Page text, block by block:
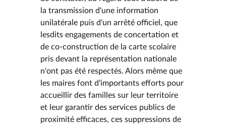
la transmission d'une information
unilatérale puis d'un arrêté officiel, que
lesdits engagements de concertation et
de co-construction de la carte scolaire
pris devant la représentation nationale
n'ont pas été respectés. Alors même que
les maires font d'importants efforts pour
accueillir des familles sur leur territoire
et leur garantir des services publics de
proximité efficaces, ces suppressions de